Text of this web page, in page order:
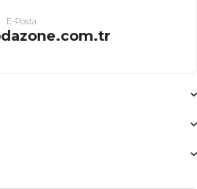
E-Posta